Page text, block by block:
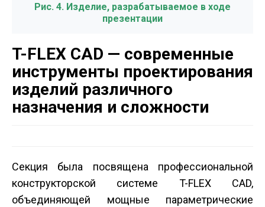
Рис. 4. Изделие, разрабатываемое в ходе
презентации
T-FLEX CAD — современные
инструменты проектирования
изделий различного
назначения и сложности
Секция была посвящена профессиональной
конструкторской системе T-FLEX CAD,
объединяющей мощные параметрические